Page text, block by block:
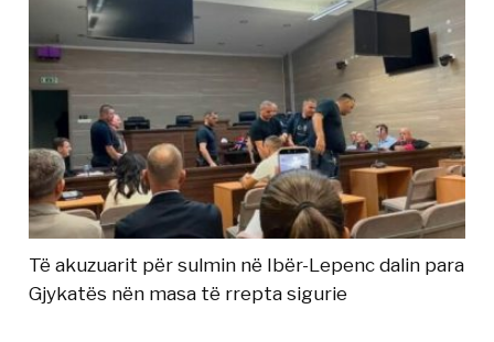
Të akuzuarit për sulmin në Ibër-Lepenc dalin para
Gjykatës nën masa të rrepta sigurie